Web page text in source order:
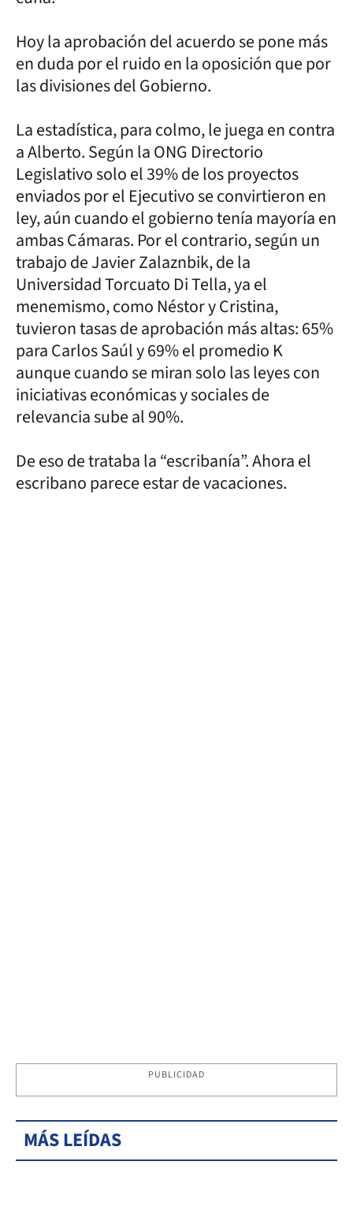
Hoy la aprobación del acuerdo se pone más
en duda por el ruido en la oposición que por
las divisiones del Gobierno.
La estadística, para colmo, le juega en contra
a Alberto. Según la ONG Directorio
Legislativo solo el 39% de los proyectos
enviados por el Ejecutivo se convirtieron en
ley, aún cuando el gobierno tenía mayoría en
ambas Cámaras. Por el contrario, según un
trabajo de Javier Zalaznbik, de la
Universidad Torcuato Di Tella, ya el
menemismo, como Néstor y Cristina,
tuvieron tasas de aprobación más altas: 65%
para Carlos Saúl y 69% el promedio K
aunque cuando se miran solo las leyes con
iniciativas económicas y sociales de
relevancia sube al 90%.
De eso de trataba la “escribanía”. Ahora el
escribano parece estar de vacaciones.
PUBLICIDAD
MÁS LEÍDAS